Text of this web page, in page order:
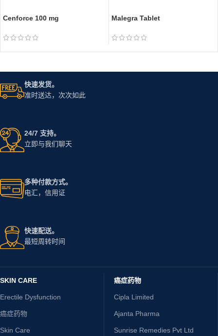
Cenforce 100 mg Malegra Tablet
快速发货。
准时送达，次次如此
24/7 支持。
立即与我们聊天
多种付款方式。
电汇，信用证
快速配送。
最短周转时间
SKIN CARE
Erectile Dysfunction
癌症药物
Skin Care
癌症药物
Cipla Limited
Ajanta Pharma
Sunrise Remedies Pvt Ltd